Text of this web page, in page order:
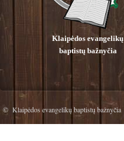
Klaipėdos evangelikų
baptistų bažnyčia
© Klaipėdos evangelikų baptistų bažnyčia